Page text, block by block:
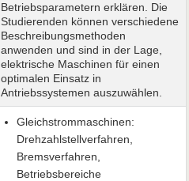
Betriebsparametern erklären. Die
Studierenden können verschiedene
Beschreibungsmethoden
anwenden und sind in der Lage,
elektrische Maschinen für einen
optimalen Einsatz in
Antriebssystemen auszuwählen.
Gleichstrommaschinen:
Drehzahlstellverfahren,
Bremsverfahren,
Betriebsbereiche